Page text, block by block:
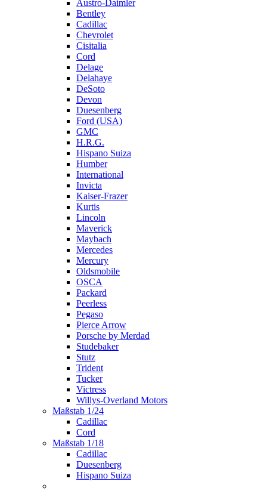
Austro-Daimler
Bentley
Cadillac
Chevrolet
Cisitalia
Cord
Delage
Delahaye
DeSoto
Devon
Duesenberg
Ford (USA)
GMC
H.R.G.
Hispano Suiza
Humber
International
Invicta
Kaiser-Frazer
Kurtis
Lincoln
Maverick
Maybach
Mercedes
Mercury
Oldsmobile
OSCA
Packard
Peerless
Pegaso
Pierce Arrow
Porsche by Merdad
Studebaker
Stutz
Trident
Tucker
Victress
Willys-Overland Motors
Maßstab 1/24
Cadillac
Cord
Maßstab 1/18
Cadillac
Duesenberg
Hispano Suiza